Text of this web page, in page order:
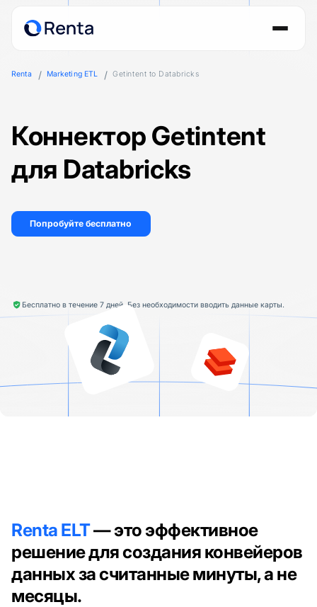
Renta Marketing ETL Getintent to Databricks
Коннектор Getintent
для Databricks
Попробуйте бесплатно
Бесплатно в течение 7 дней. Без необходимости вводить данные карты.
Renta ELT— это эффективное
решение для создания конвейеров
данных за считанные минуты, а не
месяцы.